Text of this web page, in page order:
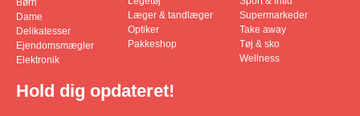
Dame
Delikatesser
Ejendomsmægler
Elektronik
Læger & tandlæger
Optiker
Pakkeshop
Supermarkeder
Take away
Tøj & sko
Wellness
Hold dig opdateret!